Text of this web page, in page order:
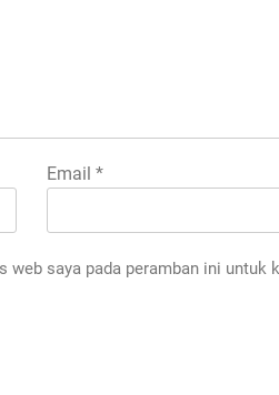
Email *
web saya pada peramban ini untuk